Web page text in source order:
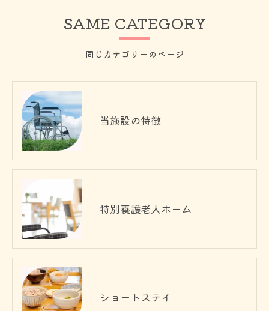
同じカテゴリーのページ
SAME CATEGORY
当施設の特徴
特別養護老人ホーム
ショートステイ